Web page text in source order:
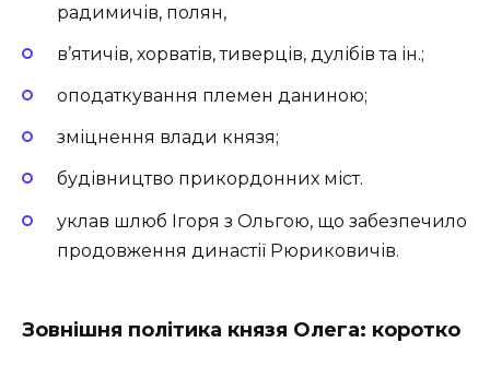
радимичів, полян,
в’ятичів, хорватів, тиверців, дулібів та ін.;
оподаткування племен даниною;
зміцнення влади князя;
будівництво прикордонних міст.
уклав шлюб Ігоря з Ольгою, що забезпечило
продовження династії Рюриковичів.
Зовнішня політика князя Олега: коротко